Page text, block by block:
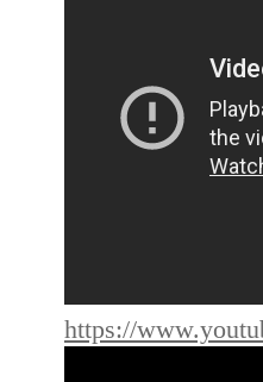
https://